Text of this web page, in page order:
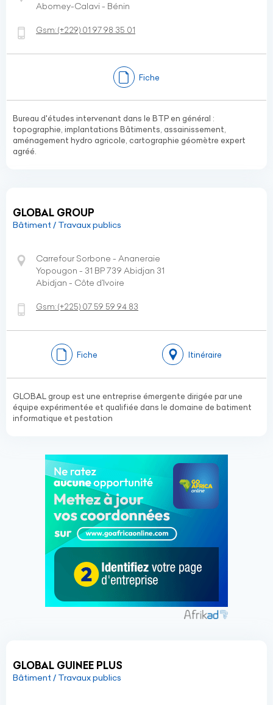
Abomey-Calavi - Bénin
Gsm:(+229) 01 97 98 35 01
Fiche
Bureau d'études intervenant dans le BTP en général :
topographie, implantations Bâtiments, assainissement,
aménagement hydro agricole, cartographie géomètre expert
agréé.
GLOBAL GROUP
Bâtiment / Travaux publics
Carrefour Sorbone - Ananeraie
Yopougon - 31 BP 739 Abidjan 31
Abidjan - Côte d’Ivoire
Gsm:(+225) 07 59 59 94 83
Fiche Itinéraire
GLOBAL group est une entreprise émergente dirigée par une
équipe expérimentée et qualifiée dans le domaine de batiment
informatique et pestation
GLOBAL GUINEE PLUS
Bâtiment / Travaux publics